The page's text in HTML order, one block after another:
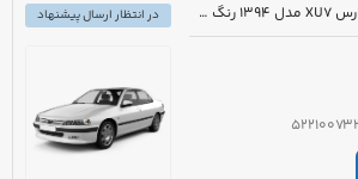
مزایده دولتی خودرو پژو پارس XU7 مدل 1394 رنگ سفید روغنی
در انتظار ارسال پیشنهاد